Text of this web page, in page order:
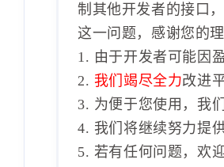
制其他开发者的接口
这一问题，感谢您的理
1. 由于开发者可能因
2. 我们竭尽全力改进
3. 为便于您使用，我
4. 我们将继续努力提
5. 若有任何问题，欢